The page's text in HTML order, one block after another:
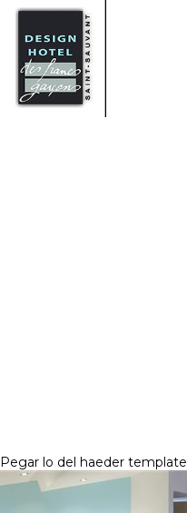
Pegar lo del haeder template